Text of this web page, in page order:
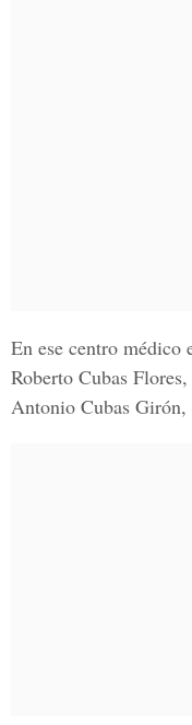
En ese centro médico
Roberto Cubas Flores
Antonio Cubas Girón,